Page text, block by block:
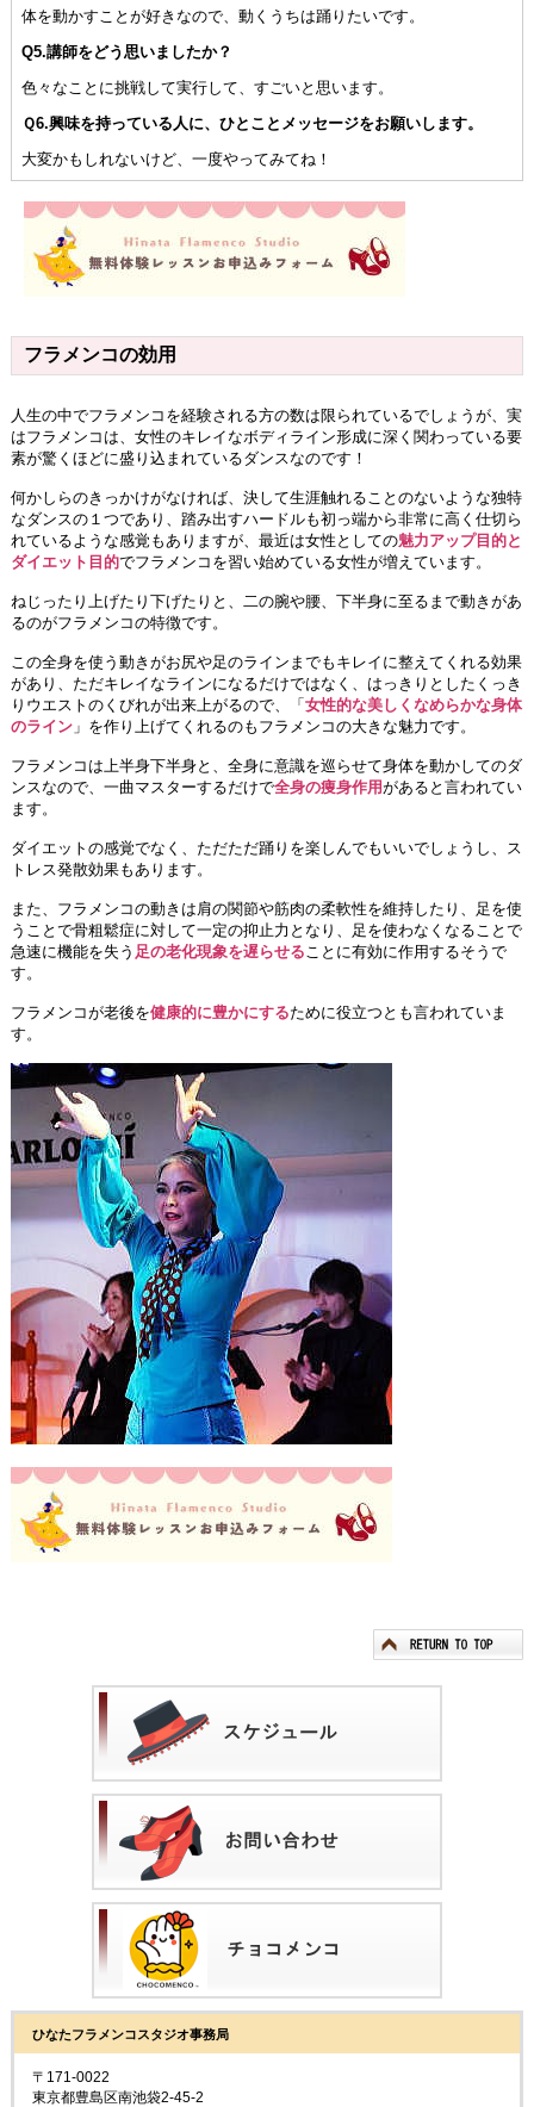
体を動かすことが好きなので、動くうちは踊りたいです。
Q5.講師をどう思いましたか？
色々なことに挑戦して実行して、すごいと思います。
Ｑ6.興味を持っている人に、ひとことメッセージをお願いします。
大変かもしれないけど、一度やってみてね！
フラメンコの効用
人生の中でフラメンコを経験される方の数は限られているでしょうが、実
はフラメンコは、女性のキレイなボディライン形成に深く関わっている要
素が驚くほどに盛り込まれているダンスなのです！
何かしらのきっかけがなければ、決して生涯触れることのないような独特
なダンスの１つであり、踏み出すハードルも初っ端から非常に高く仕切ら
れているような感覚もありますが、最近は女性としての魅力アップ目的と
ダイエット目的でフラメンコを習い始めている女性が増えています。
ねじったり上げたり下げたりと、二の腕や腰、下半身に至るまで動きがあ
るのがフラメンコの特徴です。
この全身を使う動きがお尻や足のラインまでもキレイに整えてくれる効果
があり、ただキレイなラインになるだけではなく、はっきりとしたくっき
りウエストのくびれが出来上がるので、「 女性的な美しくなめらかな身体
のライン」を作り上げてくれるのもフラメンコの大きな魅力です。
フラメンコは上半身下半身と、全身に意識を巡らせて身体を動かしてのダ
ンスなので、一曲マスターするだけで全身の痩身作用があると言われてい
ます。
ダイエットの感覚でなく、ただただ踊りを楽しんでもいいでしょうし、ス
トレス発散効果もあります。
また、フラメンコの動きは肩の関節や筋肉の柔軟性を維持したり、足を使
うことで骨粗鬆症に対して一定の抑止力となり、足を使わなくなることで
急速に機能を失う 足の老化現象を遅らせる ことに有効に作用するそうで
す。
フラメンコが老後を健康的に豊かにするために役立つとも言われていま
す。
ひなたフラメンコスタジオ事務局
〒171-0022
東京都豊島区南池袋2-45-2